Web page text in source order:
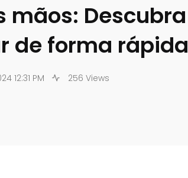
mãos: Descubra
de forma rápida
12:31 PM 256 Views